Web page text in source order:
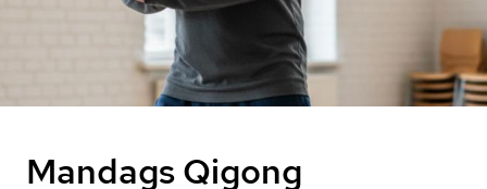
Mandags Qigong